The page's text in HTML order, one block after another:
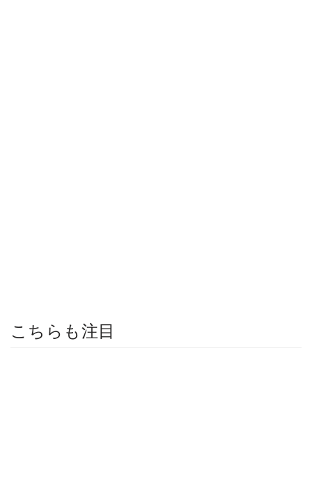
こちらも注目